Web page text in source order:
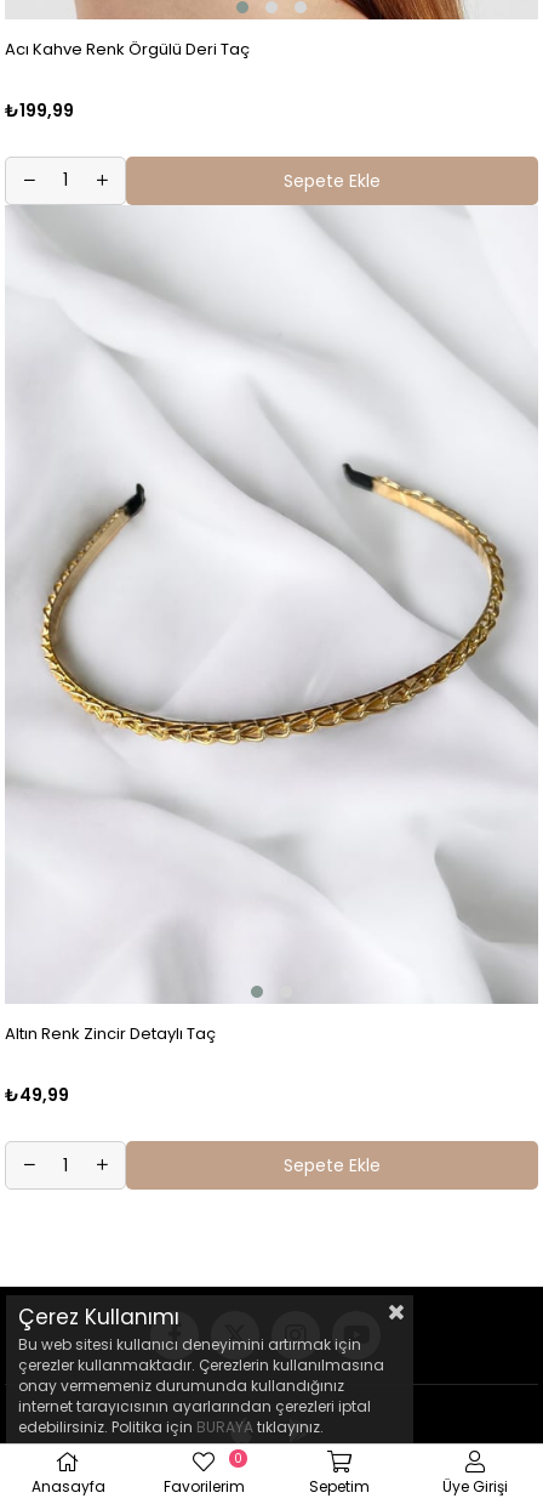
Acı Kahve Renk Örgülü Deri Taç
₺199,99
Sepete Ekle
Altın Renk Zincir Detaylı Taç
₺49,99
Sepete Ekle
Çerez Kullanımı
Bu web sitesi kullanıcı deneyimini artırmak için
çerezler kullanmaktadır. Çerezlerin kullanılmasına
onay vermemeniz durumunda kullandığınız
internet tarayıcısının ayarlarından çerezleri iptal
edebilirsiniz. Politika için BURAYAtıklayınız.
Anasayfa Favorilerim
0
Sepetim Üye Girişi